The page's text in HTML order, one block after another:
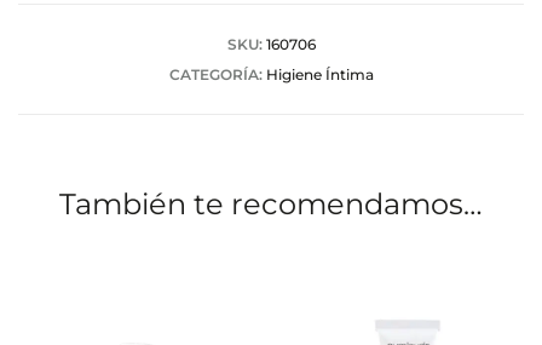
SKU: 160706
CATEGORÍA: Higiene Íntima
También te recomendamos…